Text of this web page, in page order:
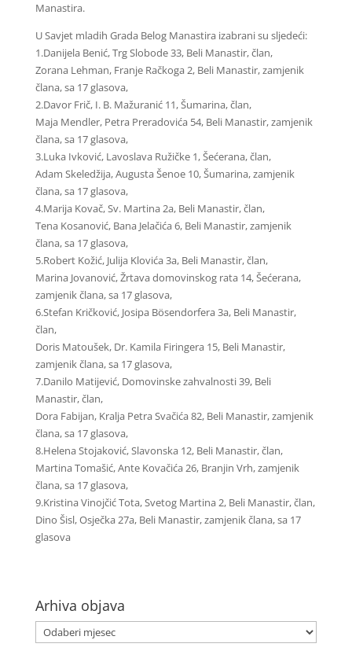
Manastira.
U Savjet mladih Grada Belog Manastira izabrani su sljedeći:
1.Danijela Benić, Trg Slobode 33, Beli Manastir, član,
Zorana Lehman, Franje Račkoga 2, Beli Manastir, zamjenik
člana, sa 17 glasova,
2.Davor Frič, I. B. Mažuranić 11, Šumarina, član,
Maja Mendler, Petra Preradovića 54, Beli Manastir, zamjenik
člana, sa 17 glasova,
3.Luka Ivković, Lavoslava Ružičke 1, Šećerana, član,
Adam Skeledžija, Augusta Šenoe 10, Šumarina, zamjenik
člana, sa 17 glasova,
4.Marija Kovač, Sv. Martina 2a, Beli Manastir, član,
Tena Kosanović, Bana Jelačića 6, Beli Manastir, zamjenik
člana, sa 17 glasova,
5.Robert Kožić, Julija Klovića 3a, Beli Manastir, član,
Marina Jovanović, Žrtava domovinskog rata 14, Šećerana,
zamjenik člana, sa 17 glasova,
6.Stefan Kričković, Josipa Bösendorfera 3a, Beli Manastir,
član,
Doris Matoušek, Dr. Kamila Firingera 15, Beli Manastir,
zamjenik člana, sa 17 glasova,
7.Danilo Matijević, Domovinske zahvalnosti 39, Beli
Manastir, član,
Dora Fabijan, Kralja Petra Svačića 82, Beli Manastir, zamjenik
člana, sa 17 glasova,
8.Helena Stojaković, Slavonska 12, Beli Manastir, član,
Martina Tomašić, Ante Kovačića 26, Branjin Vrh, zamjenik
člana, sa 17 glasova,
9.Kristina Vinojčić Tota, Svetog Martina 2, Beli Manastir, član,
Dino Šisl, Osječka 27a, Beli Manastir, zamjenik člana, sa 17
glasova
Arhiva objava